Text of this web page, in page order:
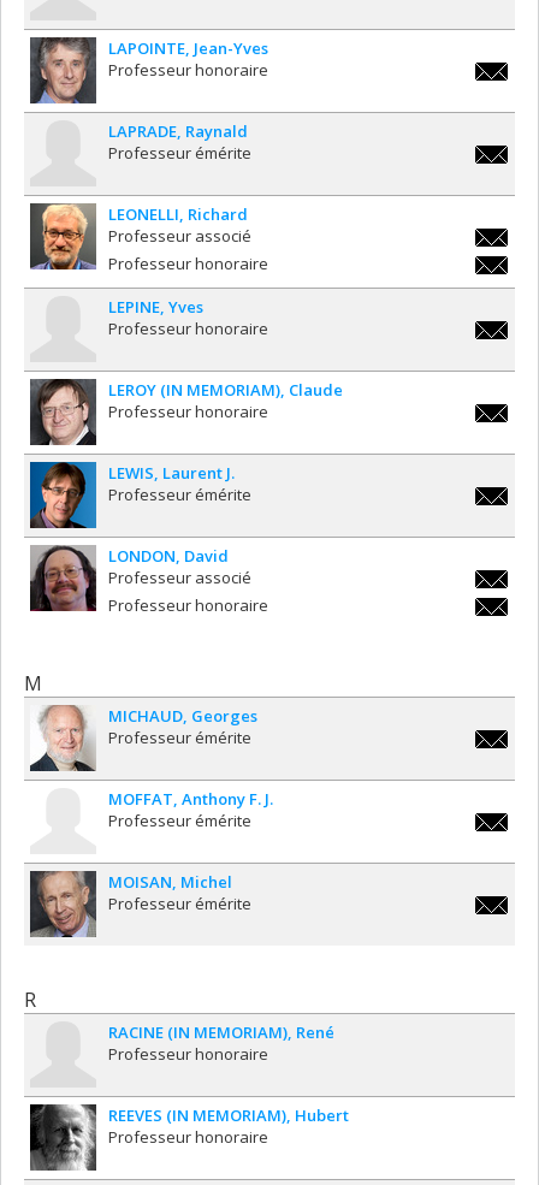
LAPOINTE Jean-Yves
Professeur honoraire
LAPRADE Raynald
Professeur émérite
LEONELLI Richard
Professeur associé
Professeur honoraire
LEPINE Yves
Professeur honoraire
LEROY (IN MEMORIAM) Claude
Professeur honoraire
LEWIS Laurent J.
Professeur émérite
LONDON David
Professeur associé
Professeur honoraire
M
MICHAUD Georges
Professeur émérite
MOFFAT Anthony F. J.
Professeur émérite
MOISAN Michel
Professeur émérite
R
RACINE (IN MEMORIAM) René
Professeur honoraire
REEVES (IN MEMORIAM) Hubert
Professeur honoraire